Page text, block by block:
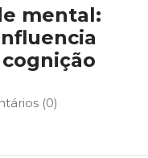
mental:
(0)